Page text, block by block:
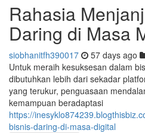
Rahasia
Daring di Masa
siobhanitfh390017 57 days ago
Untuk meraih kesuksesan dalam
dibutuhkan lebih dari sekadar
yang terukur, penguasaan
kemampuan beradaptasi
https://
bisnis-daring-di-masa-digital